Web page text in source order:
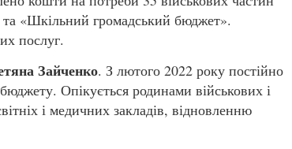
«Шкільний громадський бюджет».
послуг.
Зайченко. З лютого 2022 року постійно
Опікується родинами військових і
і медичних закладів, відновленню